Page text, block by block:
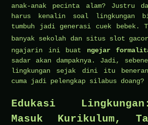
anak-anak pecinta alam?
harus kenalin soal lingkungan
tumbuh jadi generasi cuek bebek.
banyak sekolah dan situs slot gacor
ngajarin ini buat ngejar
sadar akan dampaknya. Jadi,
lingkungan sejak dini itu
cuma jadi pelengkap silabus doang?
Edukasi
Masuk Kurikulum,